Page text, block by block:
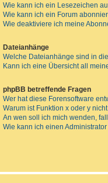
Wie kann ich ein Lesezeichen
Wie kann ich ein Forum
Wie deaktiviere ich meine
Dateianhänge
Welche Dateianhänge sind in
Kann ich eine Übersicht all
phpBB betreffende Fragen
Wer hat diese Forensoftware
Warum ist Funktion x oder y
An wen soll ich mich wenden,
Wie kann ich einen